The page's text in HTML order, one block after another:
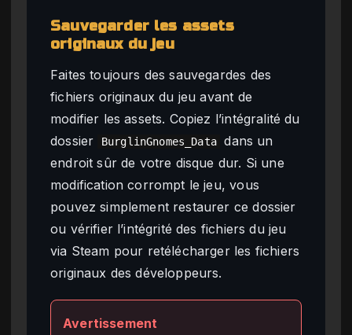
Sauvegarder les assets
originaux du jeu
Faites toujours des sauvegardes des
fichiers originaux du jeu avant de
modifier les assets. Copiez l’intégralité du
dossier
BurglinGnomes_Data dans un
endroit sûr de votre disque dur. Si une
modification corrompt le jeu, vous
pouvez simplement restaurer ce dossier
ou vérifier l’intégrité des fichiers du jeu
via Steam pour retélécharger les fichiers
originaux des développeurs.
Avertissement